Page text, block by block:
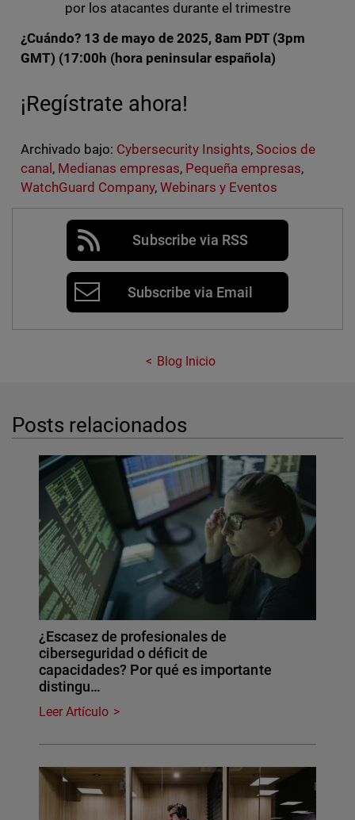
por los atacantes durante el trimestre
¿Cuándo? 13 de mayo de 2025, 8am PDT (3pm
GMT) (17:00h (hora peninsular española)
¡Regístrate ahora!
Archivado bajo: Cybersecurity Insights,Socios de
canal, Medianas empresas, Pequeña empresas,
WatchGuard Company, Webinars y Eventos
Subscribe via RSS
Subscribe via Email
Blog Inicio
Posts relacionados
¿Escasez de profesionales de
ciberseguridad o déficit de
capacidades? Por qué es importante
distingu…
Leer Artículo